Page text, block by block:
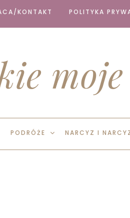
KONTAKT POLITYKA
PODRÓŻE NARCYZ I